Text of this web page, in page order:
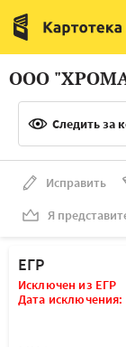
Италия
Люксембург
Нидерланды
ООО
Следить за
Исправить
Я
ЕГР
Исключен из ЕГР
Дата исключения: